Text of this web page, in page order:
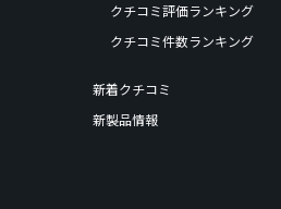
クチコミ評価ランキング
クチコミ件数ランキング
新着クチコミ
新製品情報